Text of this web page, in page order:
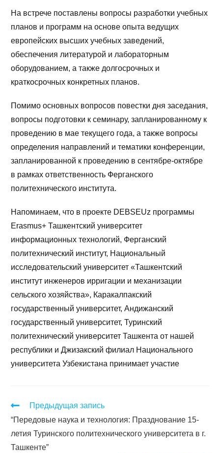
На встрече поставлены вопросы разработки учебных
планов и программ на основе опыта ведущих
европейских высших учебных заведений,
обеспечения литературой и лабораторным
оборудованием, а также долгосрочных и
краткосрочных конкретных планов.
Помимо основных вопросов повестки дня заседания,
вопросы подготовки к семинару, запланированному к
проведению в мае текущего года, а также вопросы
определения направлений и тематики конференции,
запланированной к проведению в сентябре-октябре
в рамках ответственность Ферганского
политехнического института.
Напоминаем, что в проекте DEBSEUz программы
Erasmus+ Ташкентский университет
информационных технологий, Ферганский
политехнический институт, Национальный
исследовательский университет «Ташкентский
институт инженеров ирригации и механизации
сельского хозяйства», Каракалпакский
государственный университет, Андижанский
государственный университет, Туринский
политехнический университет Ташкента от нашей
республики и Джизакский филиал Национального
университета Узбекистана принимает участие
Предыдущая запись
“Передовые наука и технология: Празднование 15-
летия Туринского политехнического университета в г.
Ташкенте”